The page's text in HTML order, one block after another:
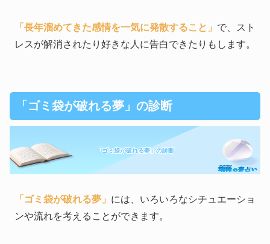
「長年溜めてきた感情を一気に発散すること」 で、スト
レスが解消されたり好きな人に告白できたりもします。
「ゴミ袋が破れる夢」の診断
「ゴミ袋が破れる夢」の診断
「ゴミ袋が破れる夢」 には、いろいろなシチュエーショ
ンや流れを考えることができます。